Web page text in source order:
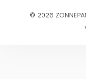
© 2026